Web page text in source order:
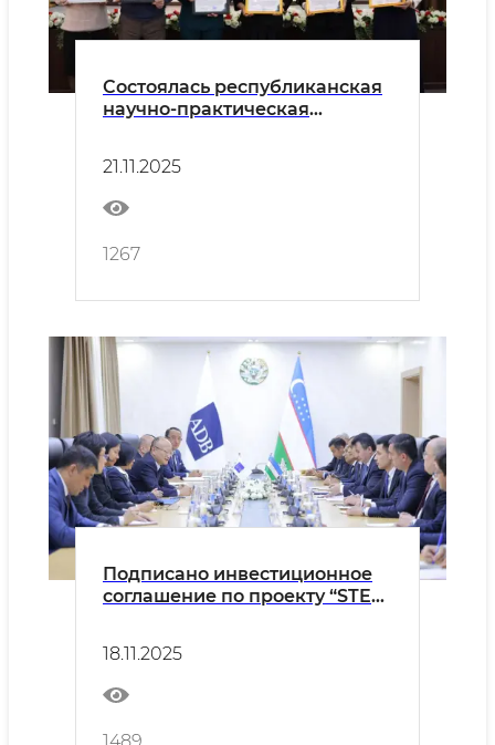
Состоялась республиканская
научно-практическая
иммунитета против
правонарушений у субъектов
непрерывного
воспитательного процесса”
21.11.2025
1267
Подписано инвестиционное
соглашение по проекту “STEM
18.11.2025